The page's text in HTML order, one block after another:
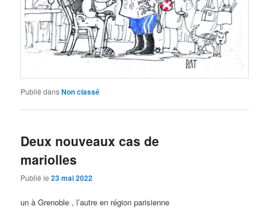
Publié dansNon classé
Deux nouveaux cas de
mariolles
Publié le23 mai 2022
un à Grenoble , l’autre en région parisienne